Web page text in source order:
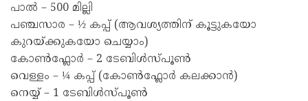
പാൽ – 500 മില്ലി
പഞ്ചസാര – ½ കപ്പ് (ആവശ്യത്തിന് കൂട്ടുകയോ
കുറയ്ക്കുകയോ ചെയ്യാം)
കോൺഫ്ലോർ – 2 ടേബിൾസ്പൂൺ
വെള്ളം – ¼ കപ്പ് (കോൺഫ്ലോർ കലക്കാൻ)
നെയ്യ് – 1 ടേബിൾസ്പൂൺ